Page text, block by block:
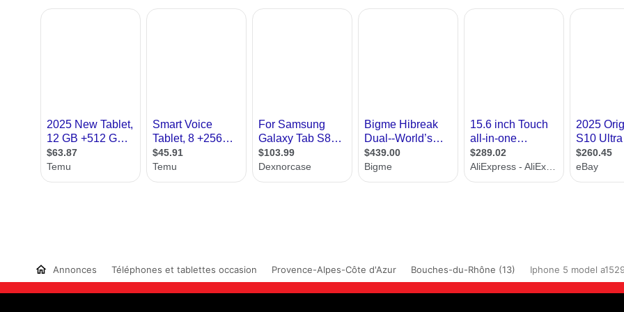
Annonces Téléphones et tablettes occasion Provence-Alpes-Côte d'Azur Bouches-du-Rhône (13) Iphone 5 model